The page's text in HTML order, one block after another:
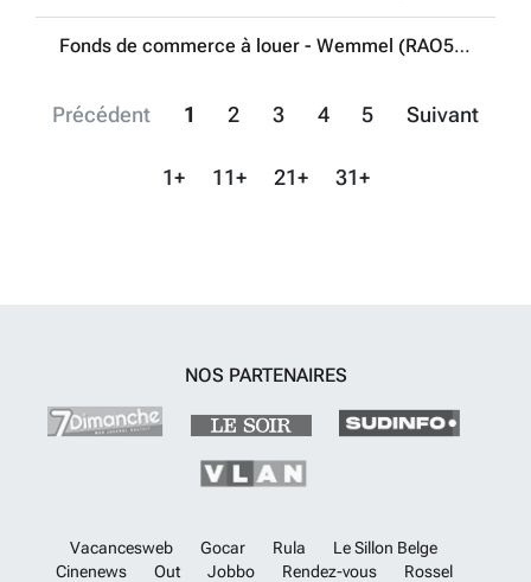
Fonds de commerce à louer - Wemmel (RAO53644)
Précédent 1 2 3 4 5 Suivant
1+ 11+ 21+ 31+
NOS PARTENAIRES
Vacancesweb Gocar Rula
Le Sillon Belge
Cinenews
Out Jobbo Rendez-vous Rossel